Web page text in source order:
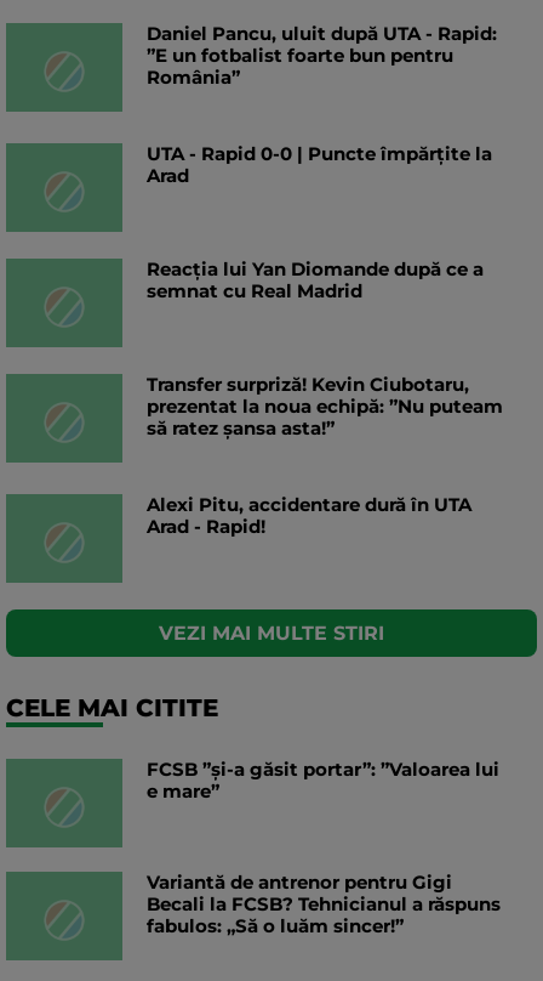
Daniel Pancu, uluit după UTA - Rapid:
”E un fotbalist foarte bun pentru
România”
UTA - Rapid 0-0 | Puncte împărțite la
Arad
Reacția lui Yan Diomande după ce a
semnat cu Real Madrid
Transfer surpriză! Kevin Ciubotaru,
prezentat la noua echipă: ”Nu puteam
să ratez șansa asta!”
Alexi Pitu, accidentare dură în UTA
Arad - Rapid!
VEZI MAI MULTE STIRI
CELE MAI CITITE
FCSB ”și-a găsit portar”: ”Valoarea lui
e mare”
Variantă de antrenor pentru Gigi
Becali la FCSB? Tehnicianul a răspuns
fabulos: „Să o luăm sincer!”